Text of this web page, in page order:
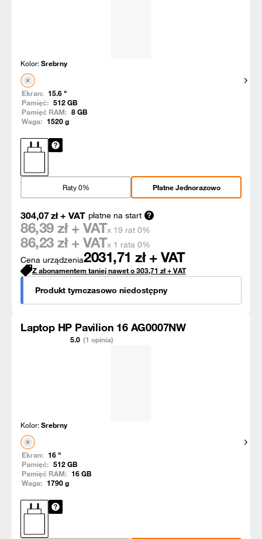
Kolor:Srebrny
Ekran: 15.6 "
Pamięć: 512GB
Pamięć RAM: 8GB
Waga: 1520g
Płatne Jednorazowo
Raty 0%
Cena urządzenia2031,71 zł + VAT
304,07zł+ VAT płatne na start
86,39 zł + VATx 19 rat 0%
86,23 zł + VATx 1 rata 0%
Z abonamentem taniej nawet o303,71 zł+ VAT
Produkt tymczasowo niedostępny
Laptop HP Pavilion 16 AG0007NW
5.0 (1 opinia)
Kolor:Srebrny
Ekran: 16 "
Pamięć: 512GB
Pamięć RAM: 16GB
Waga: 1790g